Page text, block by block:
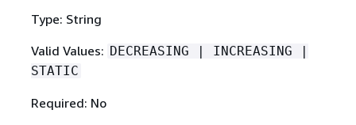
Type: String
Valid Values: DECREASING | INCREASING |
STATIC
Required: No